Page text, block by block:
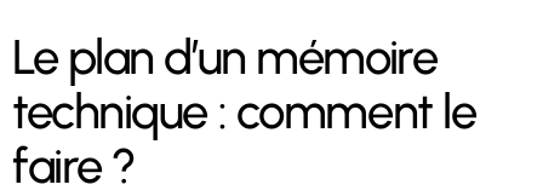
Le plan d’un mémoire
technique : comment le
faire ?